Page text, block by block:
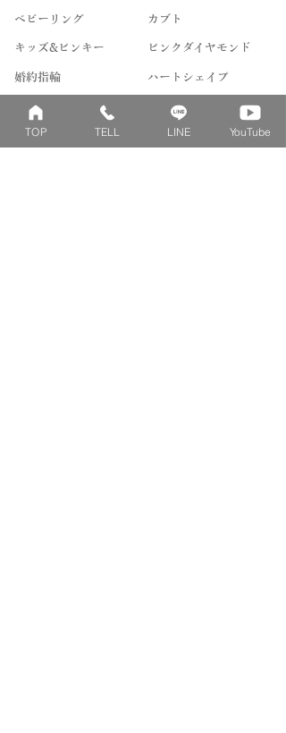
ベビーリング カブト
キッズ&ピンキー ピンクダイヤモンド
婚約指輪 ハートシェイプ
結婚指輪 ブーケシリーズ
​ハーフオーダー ヴァンドゥパリ
TOP TELL LINE YouTube